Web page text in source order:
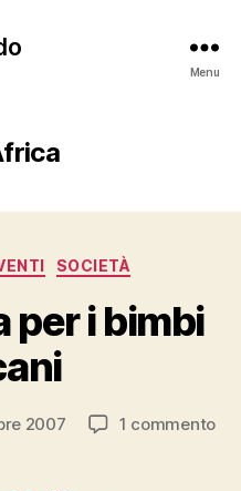
Menu
SOCIETÀ
per i bimbi
2007 1 commentosu